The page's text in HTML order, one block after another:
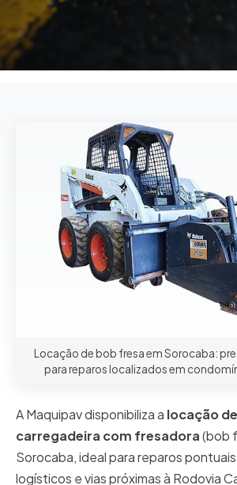
Locação de bob fresa em Sorocaba:
para reparos localizados em
A Maquipav disponibiliza a locação
carregadeira com fresadora(bob
Sorocaba, ideal para reparos
logísticos e vias próximas à Rodovia